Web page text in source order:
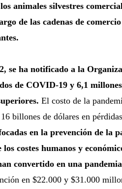
animales silvestres
de las cadenas de
se ha notificado a la
de COVID-19 y 6,1
El costo de la
billones de dólares en
en la prevención de la
costes humanos y
convertido en una pandemia
en $22.000 y $31.000